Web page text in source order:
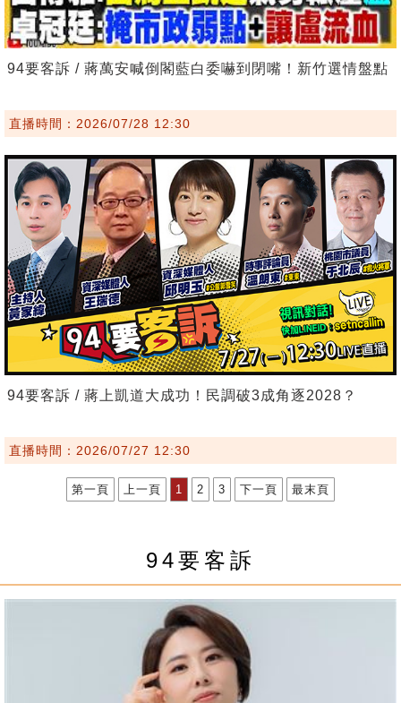
94要客訴 / 蔣萬安喊倒閣藍白委嚇到閉嘴！新竹選情盤點
直播時間：2026/07/28 12:30
94要客訴 / 蔣上凱道大成功！民調破3成角逐2028？
直播時間：2026/07/27 12:30
第一頁 上一頁 1 2 3 下一頁 最末頁
94要客訴